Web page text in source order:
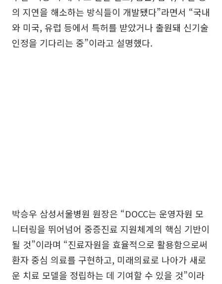
의 지연을 해소하는 방식들이 개발됐다”라면서 “국내
와 미국, 유럽 등에서 특허를 받았거나 출원돼 신기술
인정을 기다리는 중”이라고 설명했다.
박승우 삼성서울병원 원장은 “DOCC는 운영자원 모
니터링을 뛰어넘어 중증진료 지원체계의 핵심 기반이
될 것”이라며 “진료자원을 효율적으로 활용함으로써
환자 중심 의료를 구현하고, 미래의료로 나아가 새로
운 치료 모델을 정립하는 데 기여할 수 있을 것”이라